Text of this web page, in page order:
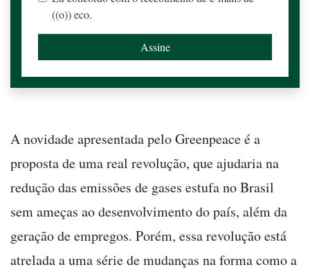
((o)) eco.
A novidade apresentada pelo Greenpeace é a
proposta de uma real revolução, que ajudaria na
redução das emissões de gases estufa no Brasil
sem ameças ao desenvolvimento do país, além da
geração de empregos. Porém, essa revolução está
atrelada a uma série de mudanças na forma como a